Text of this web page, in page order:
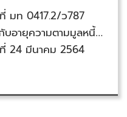
มท 0417.2/ว787
บอายุความตามมูลหนี้
24 มีนาคม 2564